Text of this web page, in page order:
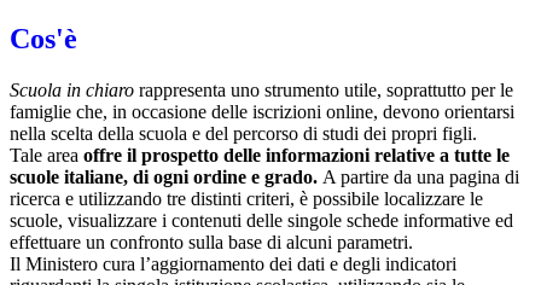
Cos'è
Scuola in chiaro rappresenta uno strumento utile, soprattutto per le
famiglie che, in occasione delle iscrizioni online, devono orientarsi
nella scelta della scuola e del percorso di studi dei propri figli.
Tale area offre il prospetto delle informazioni relative a tutte le
scuole italiane, di ogni ordine e grado. A partire da una pagina di
ricerca e utilizzando tre distinti criteri, è possibile localizzare le
scuole, visualizzare i contenuti delle singole schede informative ed
effettuare un confronto sulla base di alcuni parametri.
Il Ministero cura l’aggiornamento dei dati e degli indicatori